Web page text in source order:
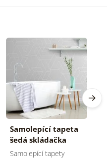
Samolepící tapeta
šedá skládačka
vzorů
Samolepící tapety